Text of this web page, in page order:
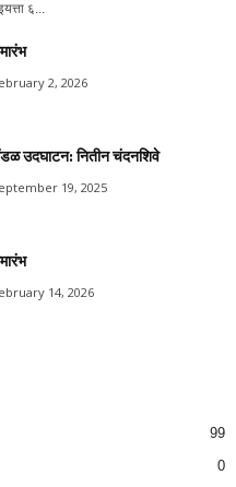
६...
2, 2026
उदघाटन: नितीन चंदनशिवे
19, 2025
14, 2026
99
0